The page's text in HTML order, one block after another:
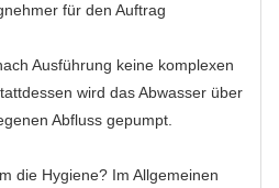
für den Auftrag
Ausführung keine komplexen
wird das Abwasser über
Abfluss gepumpt.
die Hygiene? Im Allgemeinen